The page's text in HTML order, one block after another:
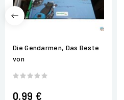
Die Gendarmen, Das Beste
von
0,99 €